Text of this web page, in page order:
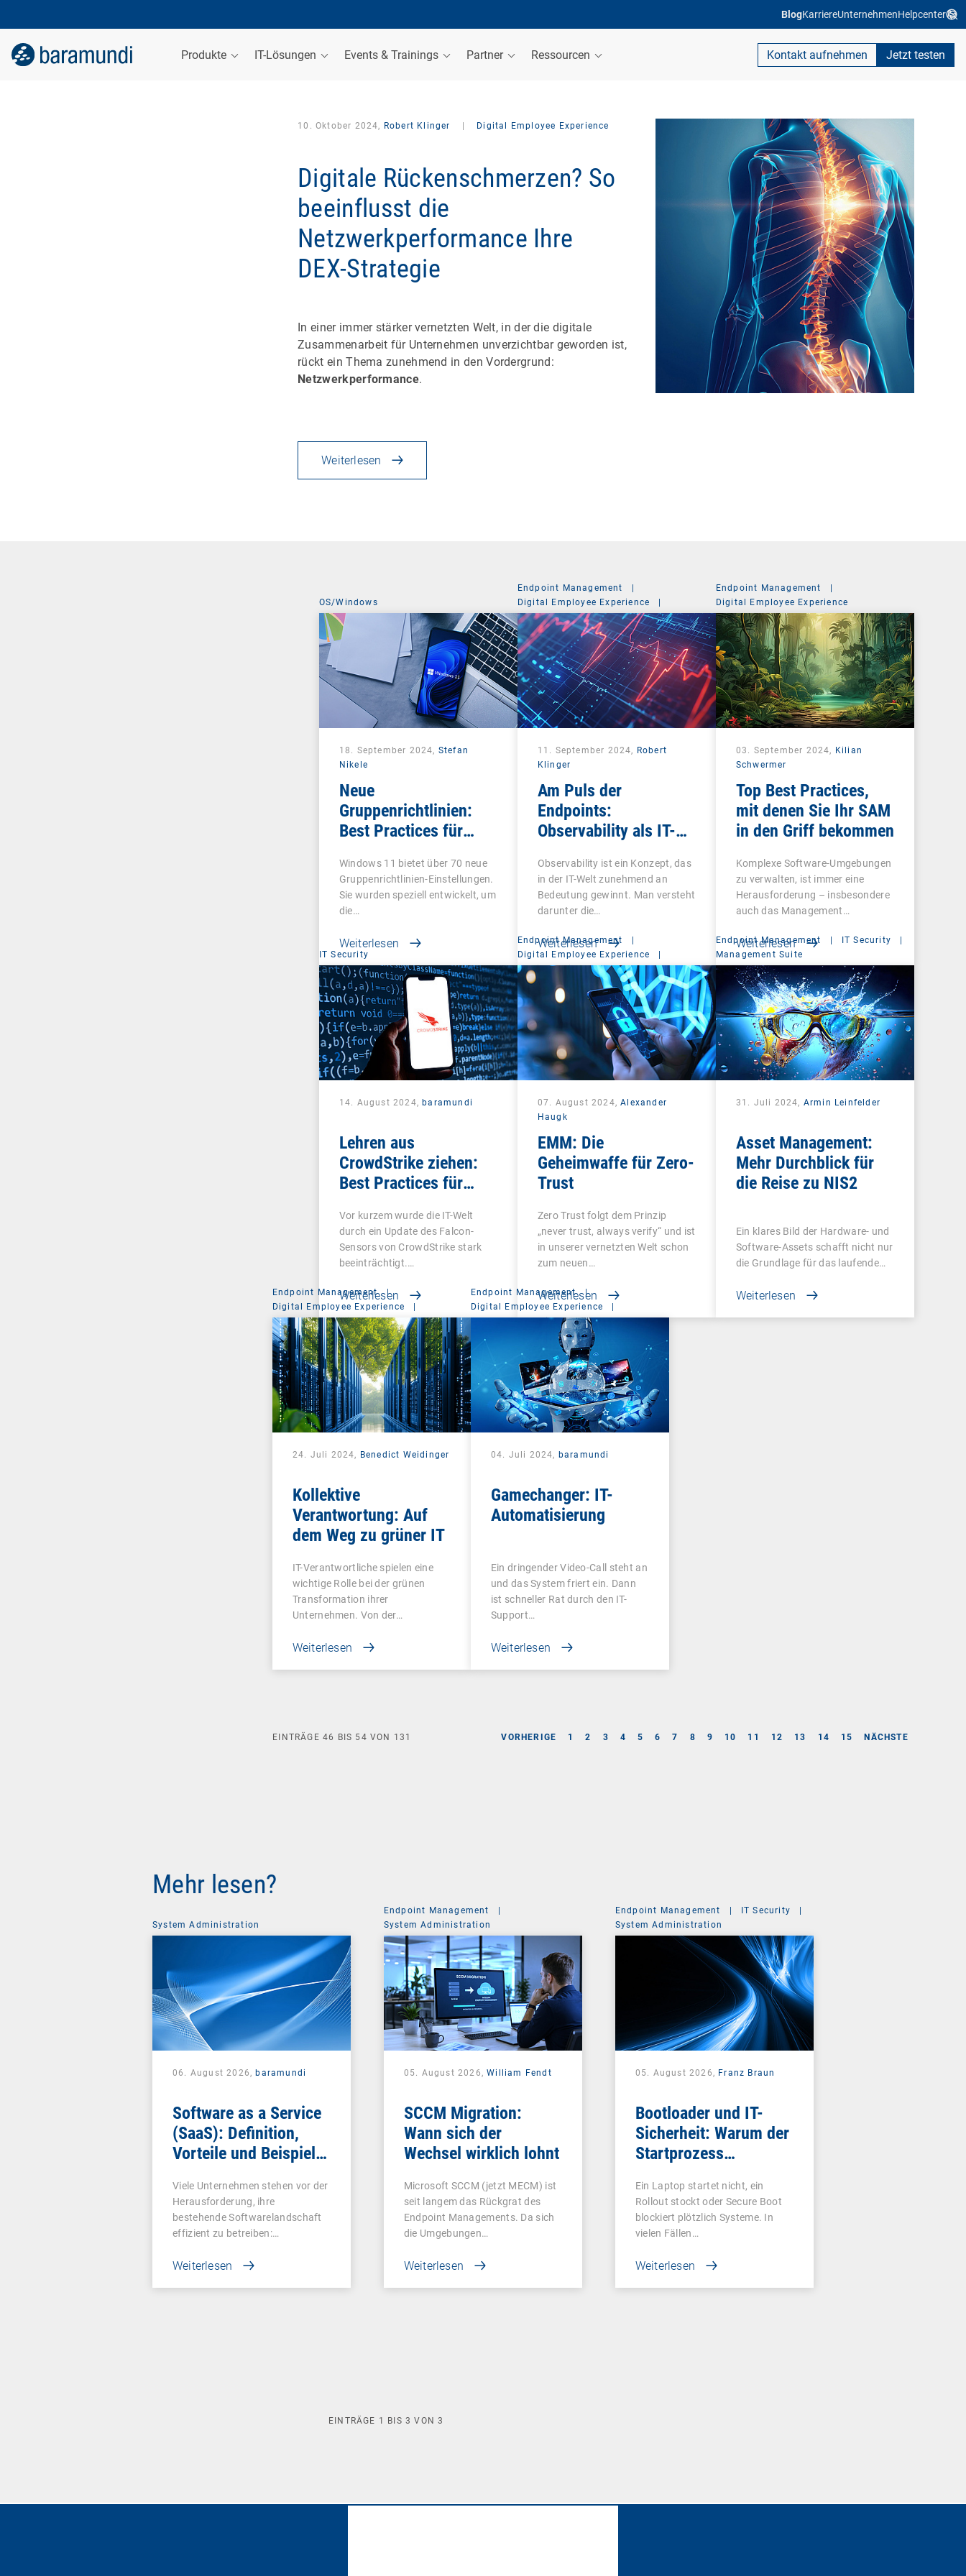
BlogKarriereUnternehmenHelpcenter
Produkte IT-Lösungen Events & Trainings Partner Ressourcen Kontakt aufnehmen Jetzt testen
10. Oktober 2024, Robert Klinger Digital Employee Experience
Digitale Rückenschmerzen? So
beeinflusst die
Netzwerkperformance Ihre
DEX-Strategie
In einer immer stärker vernetzten Welt, in der die digitale
Zusammenarbeit für Unternehmen unverzichtbar geworden ist,
rückt ein Thema zunehmend in den Vordergrund:
Netzwerkperformance.
Weiterlesen
OS/Windows
18. September 2024, Stefan
Nikele
Neue
Gruppenrichtlinien:
Best Practices für
Windows 11 bietet über 70 neue
Gruppenrichtlinien-Einstellungen.
Sie wurden speziell entwickelt, um
die…
Weiterlesen
Endpoint Management
|
Digital Employee Experience
|
Management Suite
11. September 2024, Robert
Klinger
Am Puls der
Endpoints:
Observability als IT-
Observability ist ein Konzept, das
in der IT-Welt zunehmend an
Bedeutung gewinnt. Man versteht
darunter die…
Weiterlesen
Endpoint Management
|
Digital Employee Experience
03. September 2024, Kilian
Schwermer
Top Best Practices,
mit denen Sie Ihr SAM
in den Griff bekommen
Komplexe Software-Umgebungen
zu verwalten, ist immer eine
Herausforderung – insbesondere
auch das Management…
Weiterlesen
IT Security
14. August 2024,baramundi
Lehren aus
CrowdStrike ziehen:
Best Practices für
Vor kurzem wurde die IT-Welt
durch ein Update des Falcon-
Sensors von CrowdStrike stark
beeinträchtigt.…
Weiterlesen
Endpoint Management
|
Digital Employee Experience
|
Mobile Device Management
07. August 2024,Alexander
Haugk
EMM: Die
Geheimwaffe für Zero-
Trust
Zero Trust folgt dem Prinzip
„never trust, always verify“ und ist
in unserer vernetzten Welt schon
zum neuen…
Weiterlesen
Endpoint Management | IT Security
|
Management Suite
31. Juli 2024, Armin Leinfelder
Asset Management:
Mehr Durchblick für
die Reise zu NIS2
Ein klares Bild der Hardware- und
Software-Assets schafft nicht nur
die Grundlage für das laufende…
Weiterlesen
Endpoint Management
|
Digital Employee Experience
|
Management Suite
24. Juli 2024, Benedict Weidinger
Kollektive
Verantwortung: Auf
dem Weg zu grüner IT
IT-Verantwortliche spielen eine
wichtige Rolle bei der grünen
Transformation ihrer
Unternehmen. Von der…
Weiterlesen
Endpoint Management
|
Digital Employee Experience
|
Management Suite
04. Juli 2024, baramundi
Gamechanger: IT-
Automatisierung
Ein dringender Video-Call steht an
und das System friert ein. Dann
ist schneller Rat durch den IT-
Support…
Weiterlesen
VORHERIGE 1 2 3 4 5 6 7 8 9 10 11 12 13 14 15 NÄCHSTE
EINTRÄGE46 BIS 54 VON 131
Mehr lesen?
System Administration
06. August 2026,baramundi
Software as a Service
(SaaS): Definition,
Vorteile und Beispiele
Viele Unternehmen stehen vor der
Herausforderung, ihre
bestehende Softwarelandschaft
effizient zu betreiben:…
Weiterlesen
Endpoint Management
|
System Administration
05. August 2026,William Fendt
SCCM Migration:
Wann sich der
Wechsel wirklich lohnt
Microsoft SCCM (jetzt MECM) ist
seit langem das Rückgrat des
Endpoint Managements. Da sich
die Umgebungen…
Weiterlesen
Endpoint Management | IT Security
|
System Administration
05. August 2026, Franz Braun
Bootloader und IT-
Sicherheit: Warum der
Startprozess
Ein Laptop startet nicht, ein
Rollout stockt oder Secure Boot
blockiert plötzlich Systeme. In
vielen Fällen…
Weiterlesen
EINTRÄGE 1 BIS3 VON3